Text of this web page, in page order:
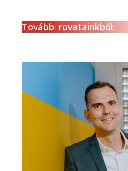
További rovatainkból: